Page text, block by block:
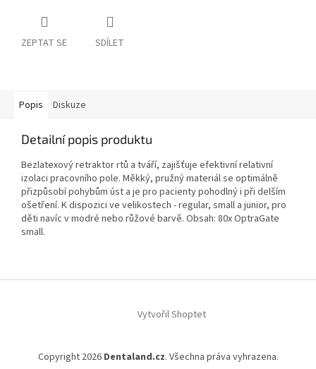
ZEPTAT SE SDÍLET
Popis Diskuze
Detailní popis produktu
Bezlatexový retraktor rtů a tváří, zajišťuje efektivní relativní
izolaci pracovního pole. Měkký, pružný materiál se optimálně
přizpůsobí pohybům úst a je pro pacienty pohodlný i při delším
ošetření. K dispozici ve velikostech - regular, small a junior, pro
děti navíc v modré nebo růžové barvě. Obsah: 80x OptraGate
small.
Vytvořil Shoptet
Copyright 2026 Dentaland.cz. Všechna práva vyhrazena.